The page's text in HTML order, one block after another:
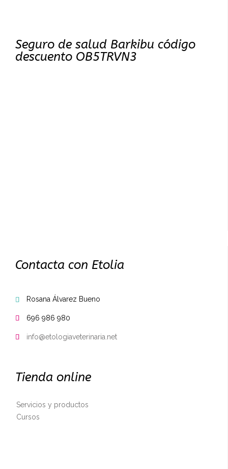
Seguro de salud Barkibu código
descuento OB5TRVN3
Contacta con Etolia
 Rosana Álvarez Bueno
 696 986 980
 info@etologiaveterinaria.net
Tienda online
Servicios y productos
Cursos